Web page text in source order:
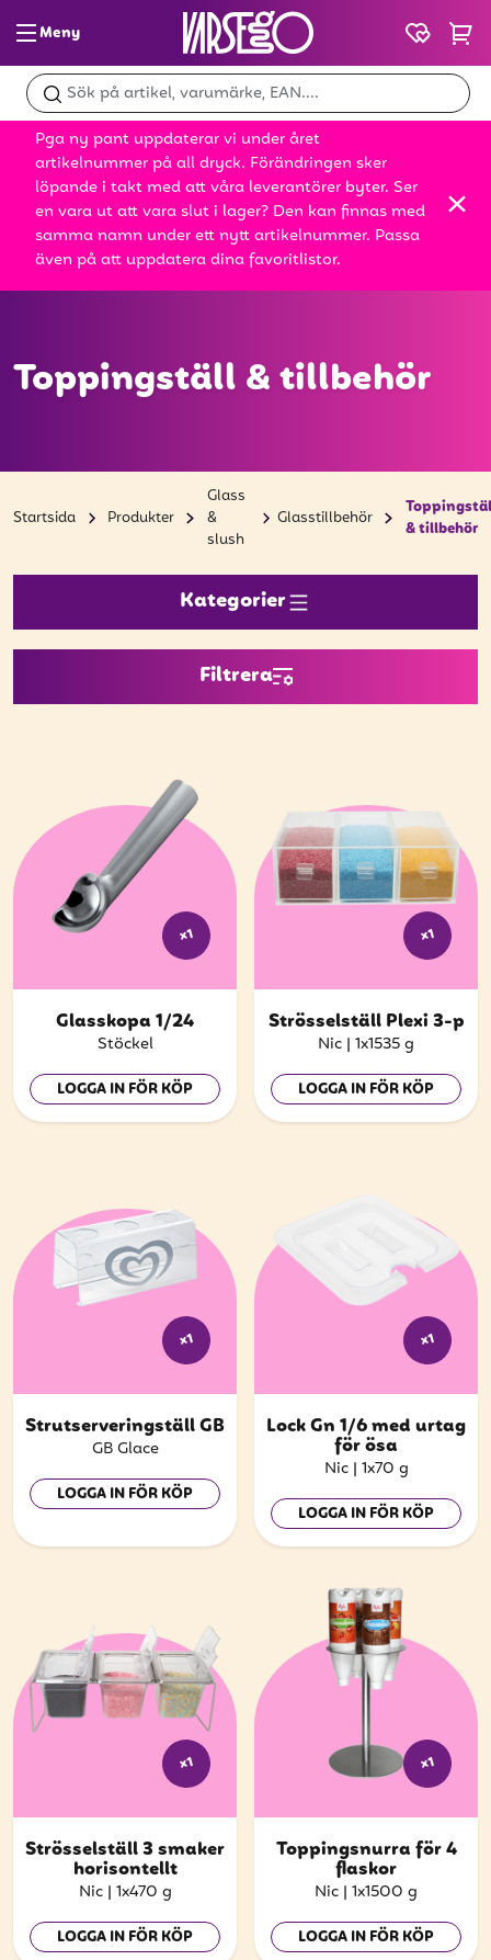
Meny
Glass & slush
Dryck
Snacks
Mat
Kampanjer
Jobba hos oss
Glassutbildningar
Event
Logga in
Vill du få erbjudanden och vara den första
att få uppdateringar kring kampanjer?
Ange din e-postadress nedan för att ta del av våra
nyheter och erbjudanden.
E-postadress
PRENUMERERA
Pga ny pant uppdaterar vi under året
artikelnummer på all dryck. Förändringen sker
löpande i takt med att våra leverantörer byter. Ser
en vara ut att vara slut i lager? Den kan finnas med
samma namn under ett nytt artikelnummer. Passa
även på att uppdatera dina favoritlistor.
Toppingställ & tillbehör
Startsida Produkter
Glass
&
slush
Glasstillbehör
& tillbehör
Kategorier
Filtrera
x1
Glasskopa 1/24
Stöckel
LOGGA IN FÖR KÖP
x1
Strösselställ Plexi 3-p
Nic | 1x1535 g
LOGGA IN FÖR KÖP
x1
Strutserveringställ GB
GB Glace
LOGGA IN FÖR KÖP
x1
Lock Gn 1/6 med urtag
för ösa
Nic | 1x70 g
LOGGA IN FÖR KÖP
x1
Strösselställ 3 smaker
horisontellt
Nic | 1x470 g
LOGGA IN FÖR KÖP
x1
Toppingsnurra för 4
flaskor
Nic | 1x1500 g
LOGGA IN FÖR KÖP